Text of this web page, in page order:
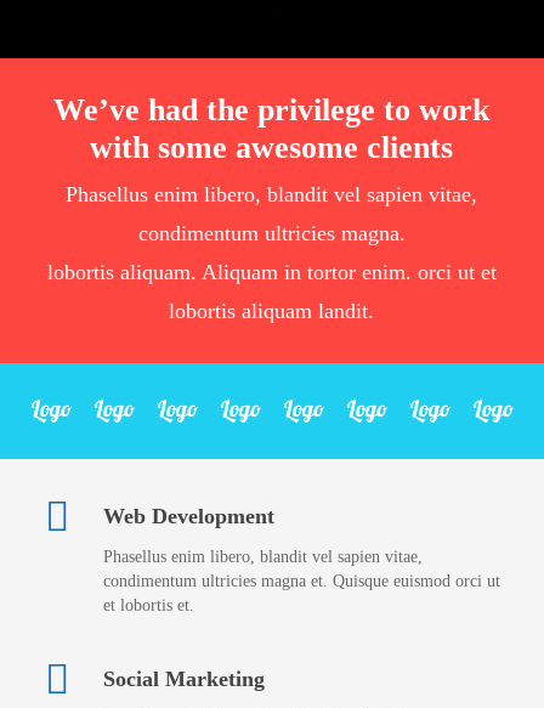
We’ve had the privilege to work
with some awesome clients
Phasellus enim libero, blandit vel sapien vitae,
condimentum ultricies magna.
lobortis aliquam. Aliquam in tortor enim. orci ut et
lobortis aliquam landit.
Web Development
Phasellus enim libero, blandit vel sapien vitae,
condimentum ultricies magna et. Quisque euismod orci ut
et lobortis et.
Social Marketing